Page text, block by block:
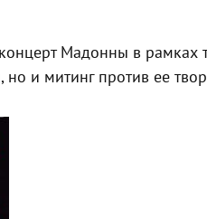
Мадонны в рамках
и митинг против ее